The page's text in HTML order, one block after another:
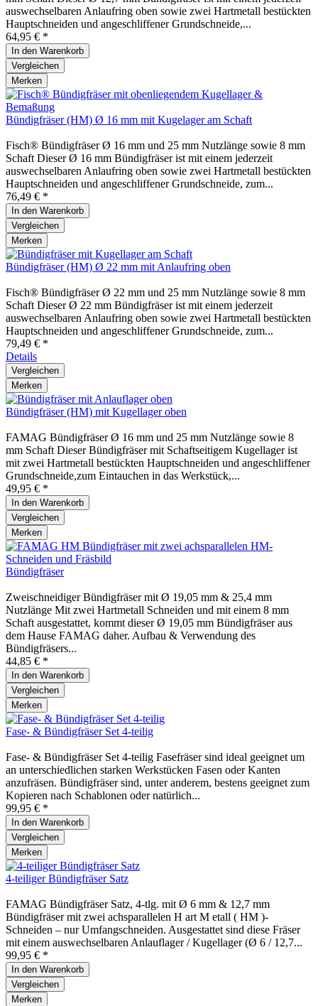
auswechselbaren Anlaufring oben sowie zwei Hartmetall bestückten
Hauptschneiden und angeschliffener Grundschneide,...
64,95 € *
In den Warenkorb
Vergleichen
Merken
Bündigfräser (HM) Ø 16 mm mit Kugelager am Schaft
Fisch® Bündigfräser Ø 16 mm und 25 mm Nutzlänge sowie 8 mm
Schaft Dieser Ø 16 mm Bündigfräser ist mit einem jederzeit
auswechselbaren Anlaufring oben sowie zwei Hartmetall bestückten
Hauptschneiden und angeschliffener Grundschneide, zum...
76,49 € *
In den Warenkorb
Vergleichen
Merken
Bündigfräser (HM) Ø 22 mm mit Anlaufring oben
Fisch® Bündigfräser Ø 22 mm und 25 mm Nutzlänge sowie 8 mm
Schaft Dieser Ø 22 mm Bündigfräser ist mit einem jederzeit
auswechselbaren Anlaufring oben sowie zwei Hartmetall bestückten
Hauptschneiden und angeschliffener Grundschneide, zum...
79,49 € *
Details
Vergleichen
Merken
Bündigfräser (HM) mit Kugellager oben
FAMAG Bündigfräser Ø 16 mm und 25 mm Nutzlänge sowie 8
mm Schaft Dieser Bündigfräser mit Schaftseitigem Kugellager ist
mit zwei Hartmetall bestückten Hauptschneiden und angeschliffener
Grundschneide,zum Eintauchen in das Werkstück,...
49,95 € *
In den Warenkorb
Vergleichen
Merken
Bündigfräser
Zweischneidiger Bündigfräser mit Ø 19,05 mm & 25,4 mm
Nutzlänge Mit zwei Hartmetall Schneiden und mit einem 8 mm
Schaft ausgestattet, kommt dieser Ø 19,05 mm Bündigfräser aus
dem Hause FAMAG daher. Aufbau & Verwendung des
Bündigfräsers...
44,85 € *
In den Warenkorb
Vergleichen
Merken
Fase- & Bündigfräser Set 4-teilig
Fase- & Bündigfräser Set 4-teilig Fasefräser sind ideal geeignet um
an unterschiedlichen starken Werkstücken Fasen oder Kanten
anzufräsen. Bündigfräser sind, unter anderem, bestens geeignet zum
Kopieren nach Schablonen oder natürlich...
99,95 € *
In den Warenkorb
Vergleichen
Merken
4-teiliger Bündigfräser Satz
FAMAG Bündigfräser Satz, 4-tlg. mit Ø 6 mm & 12,7 mm
Bündigfräser mit zwei achsparallelen H art M etall ( HM )-
Schneiden – nur Umfangschneiden. Ausgestattet sind diese Fräser
mit einem auswechselbaren Anlauflager / Kugellager (Ø 6 / 12,7...
99,95 € *
In den Warenkorb
Vergleichen
Merken